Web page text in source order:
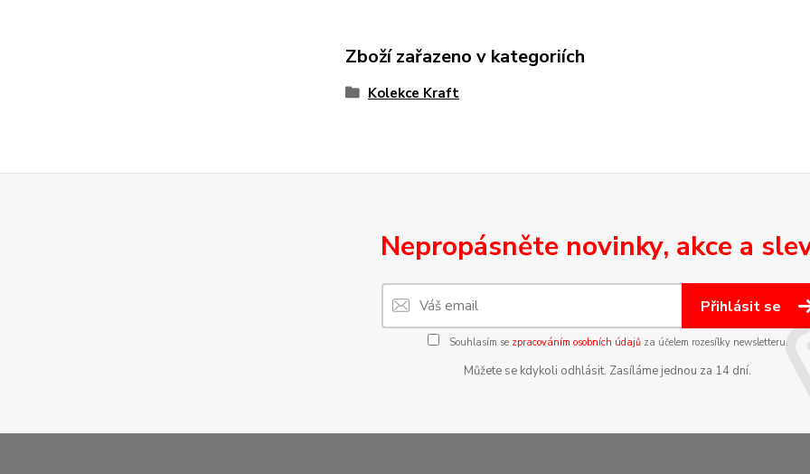
Zboží zařazeno v kategoriích
Kolekce Kraft
Nepropásněte novinky, akce a
Přihlásit se
Souhlasím se zpracováním osobních údajůza účelem rozesílky newsletteru.
Můžete se kdykoli odhlásit. Zasíláme jednou za 14 dní.